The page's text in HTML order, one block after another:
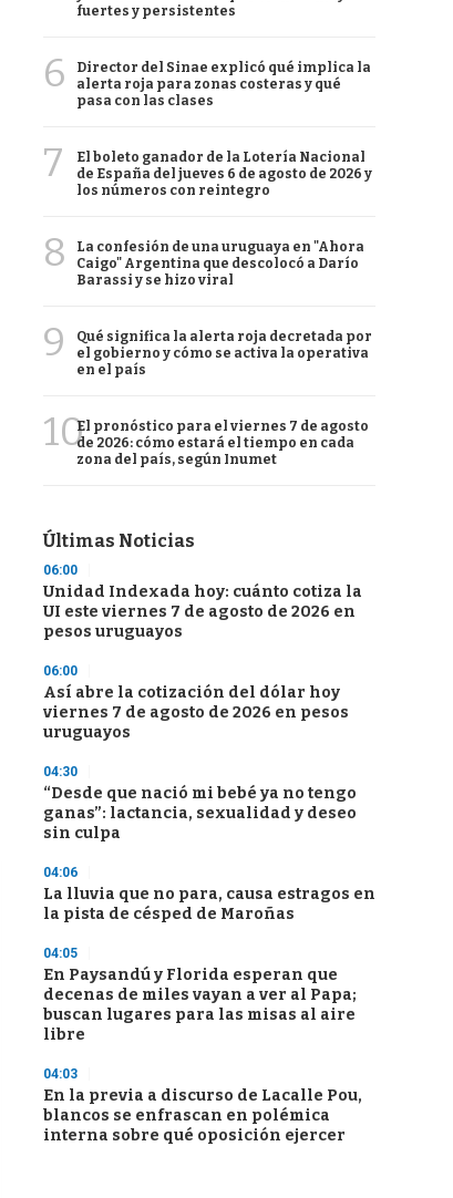
fuertes y persistentes
6
Director del Sinae explicó qué implica la
alerta roja para zonas costeras y qué
pasa con las clases
7
El boleto ganador de la Lotería Nacional
de España del jueves 6 de agosto de 2026 y
los números con reintegro
8
La confesión de una uruguaya en "Ahora
Caigo" Argentina que descolocó a Darío
Barassi y se hizo viral
9
Qué significa la alerta roja decretada por
el gobierno y cómo se activa la operativa
en el país
10El pronóstico para el viernes 7 de agosto
de 2026: cómo estará el tiempo en cada
zona del país, según Inumet
Últimas Noticias
06:00
Unidad Indexada hoy: cuánto cotiza la
UI este viernes 7 de agosto de 2026 en
pesos uruguayos
06:00
Así abre la cotización del dólar hoy
viernes 7 de agosto de 2026 en pesos
uruguayos
04:30
“Desde que nació mi bebé ya no tengo
ganas”: lactancia, sexualidad y deseo
sin culpa
04:06
La lluvia que no para, causa estragos en
la pista de césped de Maroñas
04:05
En Paysandú y Florida esperan que
decenas de miles vayan a ver al Papa;
buscan lugares para las misas al aire
libre
04:03
En la previa a discurso de Lacalle Pou,
blancos se enfrascan en polémica
interna sobre qué oposición ejercer